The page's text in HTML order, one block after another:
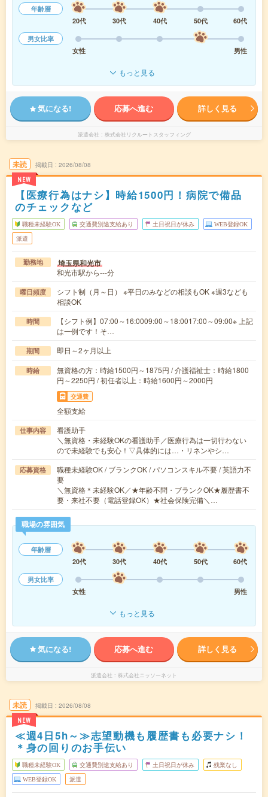
年齢層
20代
30代 40代 50代
60代
男女比率
女性
男性
もっと見る
気になる! 応募へ進む 詳しく見る
派遣会社 株式会社リクルートスタッフィング
未読
NEW
掲載日 2026/08/08
【医療行為はナシ】時給1500円！病院で備品
のチェックなど
職種未経験OK 交通費別途支給あり 土日祝日が休み WEB登録OK
派遣
勤務地 埼玉県和光市
和光市駅から---分
曜日頻度
シフト制（月～日） ※平日のみなどの相談もOK ※週3なども
相談OK
時間
【シフト例】07:00～16:0009:00～18:0017:00～09:00※ 上記
は一例です！そ…
期間 即日～2ヶ月以上
時給
無資格の方：時給1500円～1875円 / 介護福祉士：時給1800
円～2250円 / 初任者以上：時給1600円～2000円
交通費
全額支給
仕事内容
看護助手
＼無資格・未経験OKの看護助手／医療行為は一切行わない
ので未経験でも安心！▽具体的には…・リネンやシ…
応募資格
職種未経験OK / ブランクOK / パソコンスキル不要 / 英語力不
要
＼無資格＊未経験OK／★年齢不問・ブランクOK★履歴書不
要・来社不要（電話登録OK）★社会保険完備＼…
職場の雰囲気
年齢層
20代
30代 40代 50代
60代
男女比率
女性
男性
もっと見る
気になる! 応募へ進む 詳しく見る
派遣会社 株式会社ニッソーネット
未読
NEW
掲載日 2026/08/08
≪週4日5h～≫志望動機も履歴書も必要ナシ！
＊身の回りのお手伝い
職種未経験OK 交通費別途支給あり 土日祝日が休み 残業なし
WEB登録OK 派遣